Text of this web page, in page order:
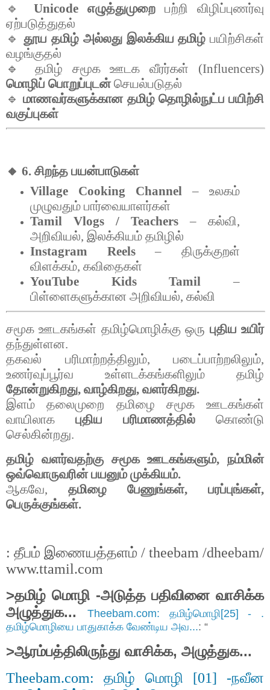
🔹 Unicode எழுத்துமுறை பற்றி
விழிப்புணர்வு
ஏற்படுத்துதல்
🔹 தூய தமிழ் அல்லது இலக்கிய தமிழ் பயிற்சிகள்
வழங்குதல்
🔹 தமிழ் சமூக ஊடக வீரர்கள் (Influencers)
மொழிப் பொறுப்புடன் செயல்படுதல்
🔹மாணவர்களுக்கான தமிழ் தொழில்நுட்ப பயிற்சி
வகுப்புகள்
🔸 6. சிறந்த பயன்பாடுகள்
Village Cooking Channel –உலகம்
முழுவதும் பார்வையாளர்கள்
Tamil Vlogs / Teachers –கல்வி,
அறிவியல், இலக்கியம் தமிழில்
Instagram Reels–திருக்குறள்
விளக்கம், கவிதைகள்
YouTube Kids Tamil –
பிள்ளைகளுக்கான அறிவியல், கல்வி
சமூக ஊடகங்கள் தமிழ்மொழிக்கு ஒரு புதிய உயிர்
தந்துள்ளன.
தகவல்
பரிமாற்றத்திலும், படைப்பாற்றலிலும்,
உணர்வுப்பூர்வ
உள்ளடக்கங்களிலும்
தமிழ்
தோன்றுகிறது, வாழ்கிறது, வளர்கிறது.
இளம்
தலைமுறை தமிழை சமூக
ஊடகங்கள்
வாயிலாக
புதிய பரிமாணத்தில்
கொண்டு
செல்கின்றது.
தமிழ் வளர்வதற்கு சமூக ஊடகங்களும், நம்மின்
ஒவ்வொருவரின் பயனும் முக்கியம்.
ஆகவே, தமிழை பேணுங்கள், பரப்புங்கள்,
பெருக்குங்கள்.
: தீபம் இணையத்தளம் / theebam /dheebam/
www.ttamil.com
>தமிழ் மொழி-அடுத்த பதிவினை வாசிக்க
அழுத்துக...
Theebam.com: தமிழ்மொழி[25] - .
தமிழ்மொழியை பாதுகாக்க வேண்டிய அவ...: “
>ஆரம்பத்திலிருந்து வாசிக்க, அழுத்துக...
Theebam.com:தமிழ் மொழி [01] -நவீன